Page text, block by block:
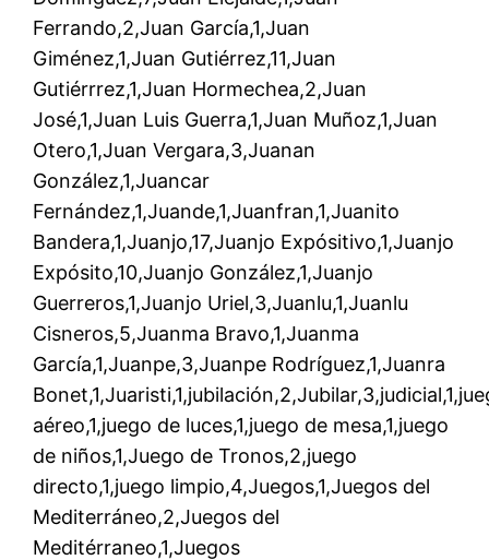
Ferrando,2,Juan García,1,Juan
Giménez,1,Juan Gutiérrez,11,Juan
Gutiérrrez,1,Juan Hormechea,2,Juan
José,1,Juan Luis Guerra,1,Juan Muñoz,1,Juan
Otero,1,Juan Vergara,3,Juanan
González,1,Juancar
Fernández,1,Juande,1,Juanfran,1,Juanito
Bandera,1,Juanjo,17,Juanjo Expósitivo,1,Juanjo
Expósito,10,Juanjo González,1,Juanjo
Guerreros,1,Juanjo Uriel,3,Juanlu,1,Juanlu
Cisneros,5,Juanma Bravo,1,Juanma
García,1,Juanpe,3,Juanpe Rodríguez,1,Juanra
aéreo,1,juego de luces,1,juego de mesa,1,juego
de niños,1,Juego de Tronos,2,juego
directo,1,juego limpio,4,Juegos,1,Juegos del
Mediterráneo,2,Juegos del
Meditérraneo,1,Juegos